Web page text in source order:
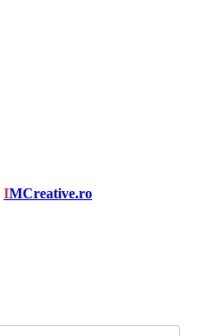
IMCreative.ro